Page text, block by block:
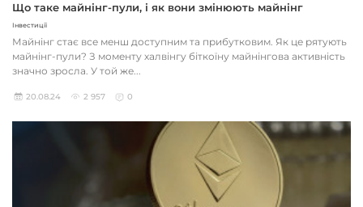
Що таке майнінг-пули, і як вони змінюють майнінг
Інвестиції
Майнінг стає все менш доступним та прибутковим. Як це рятують
майнінг-пули? З моменту халвінгу біткоїну майнінгова активність
значно зросла. У той же...
20.08.24 2 957 0